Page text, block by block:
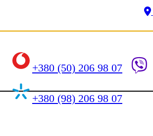
+380 (50) 206 98 07
+380 (98) 206 98 07